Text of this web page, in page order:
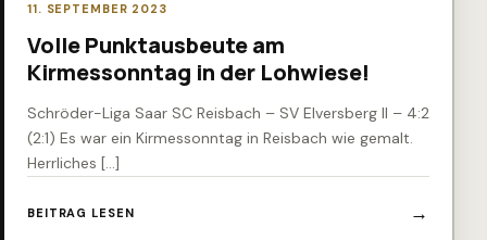
11. SEPTEMBER 2023
Volle Punktausbeute am
Kirmessonntag in der Lohwiese!
Schröder-Liga Saar SC Reisbach – SV Elversberg II – 4:2
(2:1) Es war ein Kirmessonntag in Reisbach wie gemalt.
Herrliches […]
BEITRAG LESEN